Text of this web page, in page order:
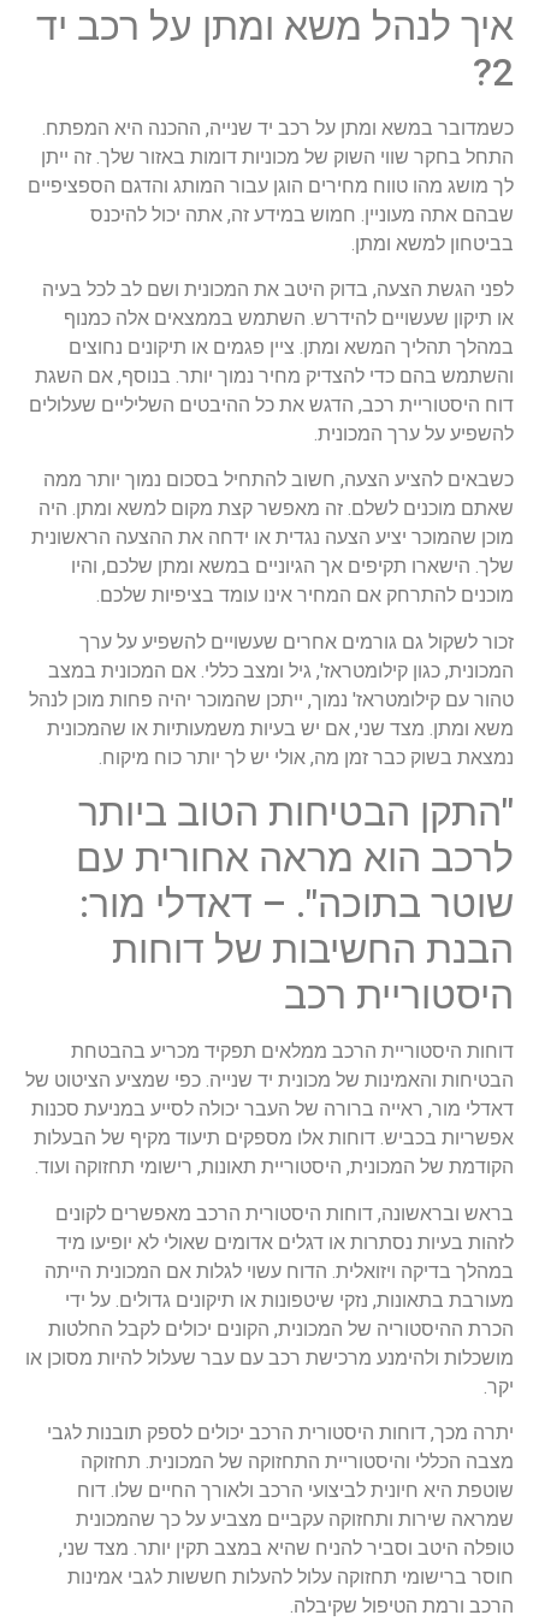
איך לנהל משא ומתן על רכב יד
2?
כשמדובר במשא ומתן על רכב יד שנייה, ההכנה היא המפתח.
התחל בחקר שווי השוק של מכוניות דומות באזור שלך. זה ייתן
לך מושג מהו טווח מחירים הוגן עבור המותג והדגם הספציפיים
שבהם אתה מעוניין. חמוש במידע זה, אתה יכול להיכנס
בביטחון למשא ומתן.
לפני הגשת הצעה, בדוק היטב את המכונית ושם לב לכל בעיה
או תיקון שעשויים להידרש. השתמש בממצאים אלה כמנוף
במהלך תהליך המשא ומתן. ציין פגמים או תיקונים נחוצים
והשתמש בהם כדי להצדיק מחיר נמוך יותר. בנוסף, אם השגת
דוח היסטוריית רכב, הדגש את כל ההיבטים השליליים שעלולים
להשפיע על ערך המכונית.
כשבאים להציע הצעה, חשוב להתחיל בסכום נמוך יותר ממה
שאתם מוכנים לשלם. זה מאפשר קצת מקום למשא ומתן. היה
מוכן שהמוכר יציע הצעה נגדית או ידחה את ההצעה הראשונית
שלך. הישארו תקיפים אך הגיוניים במשא ומתן שלכם, והיו
מוכנים להתרחק אם המחיר אינו עומד בציפיות שלכם.
זכור לשקול גם גורמים אחרים שעשויים להשפיע על ערך
המכונית, כגון קילומטראז', גיל ומצב כללי. אם המכונית במצב
טהור עם קילומטראז' נמוך, ייתכן שהמוכר יהיה פחות מוכן לנהל
משא ומתן. מצד שני, אם יש בעיות משמעותיות או שהמכונית
נמצאת בשוק כבר זמן מה, אולי יש לך יותר כוח מיקוח.
"התקן הבטיחות הטוב ביותר
לרכב הוא מראה אחורית עם
שוטר בתוכה". – דאדלי מור:
הבנת החשיבות של דוחות
היסטוריית רכב
דוחות היסטוריית הרכב ממלאים תפקיד מכריע בהבטחת
הבטיחות והאמינות של מכונית יד שנייה. כפי שמציע הציטוט של
דאדלי מור, ראייה ברורה של העבר יכולה לסייע במניעת סכנות
אפשריות בכביש. דוחות אלו מספקים תיעוד מקיף של הבעלות
הקודמת של המכונית, היסטוריית תאונות, רישומי תחזוקה ועוד.
בראש ובראשונה, דוחות היסטורית הרכב מאפשרים לקונים
לזהות בעיות נסתרות או דגלים אדומים שאולי לא יופיעו מיד
במהלך בדיקה ויזואלית. הדוח עשוי לגלות אם המכונית הייתה
מעורבת בתאונות, נזקי שיטפונות או תיקונים גדולים. על ידי
הכרת ההיסטוריה של המכונית, הקונים יכולים לקבל החלטות
מושכלות ולהימנע מרכישת רכב עם עבר שעלול להיות מסוכן או
יקר.
יתרה מכך, דוחות היסטורית הרכב יכולים לספק תובנות לגבי
מצבה הכללי והיסטוריית התחזוקה של המכונית. תחזוקה
שוטפת היא חיונית לביצועי הרכב ולאורך החיים שלו. דוח
שמראה שירות ותחזוקה עקביים מצביע על כך שהמכונית
טופלה היטב וסביר להניח שהיא במצב תקין יותר. מצד שני,
חוסר ברישומי תחזוקה עלול להעלות חששות לגבי אמינות
הרכב ורמת הטיפול שקיבלה.